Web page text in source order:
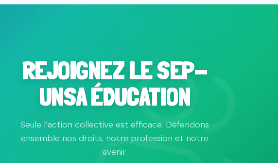
REJOIGNEZ LE SEP-
UNSA ÉDUCATION
Seule l’action collective est efficace. Défendons
ensemble nos droits, notre profession et notre
avenir.